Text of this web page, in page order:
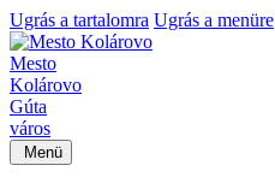
Ugrás a tartalomra Ugrás a menüre
Mesto
Kolárovo
Gúta
város
Menü